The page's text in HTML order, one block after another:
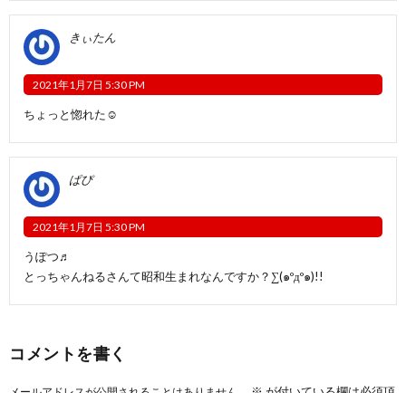
きぃたん
2021年1月7日 5:30 PM
ちょっと惚れた☺️
ぱぴ
2021年1月7日 5:30 PM
うぽつ♬︎
とっちゃんねるさんて昭和生まれなんですか？∑(๑ºдº๑)!!
コメントを書く